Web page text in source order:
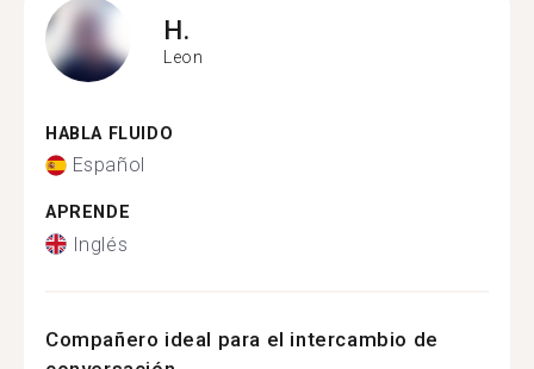
H.
Leon
HABLA FLUIDO
Español
APRENDE
Inglés
Compañero ideal para el intercambio de